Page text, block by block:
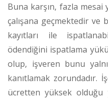
Buna karşın, fazla mesai
çalışana geçmektedir ve
kayıtları ile
ödendiğini ispatlama
olup, işveren bunu
kanıtlamak zorundadır.
ücretten yüksek olduğu